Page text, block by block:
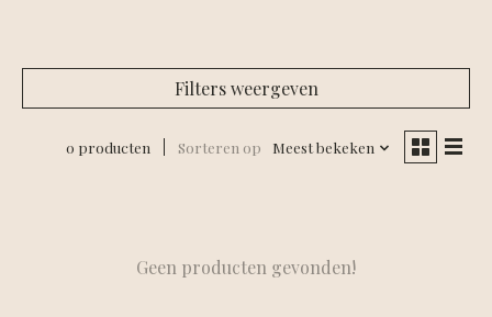
Filters weergeven
0 producten Sorteren op Meest bekeken
Geen producten gevonden!